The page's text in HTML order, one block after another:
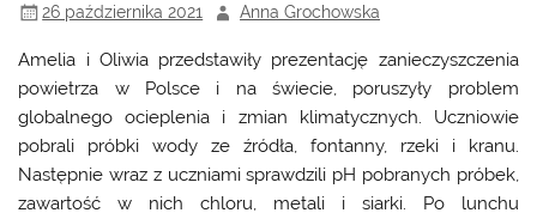
26 października 2021 Anna Grochowska
Amelia i Oliwia przedstawiły prezentację zanieczyszczenia
powietrza w Polsce i na świecie, poruszyły problem
globalnego ocieplenia i zmian klimatycznych. Uczniowie
pobrali próbki wody ze źródła, fontanny, rzeki i kranu.
Następnie wraz z uczniami sprawdzili pH pobranych próbek,
zawartość w nich chloru, metali i siarki. Po lunchu